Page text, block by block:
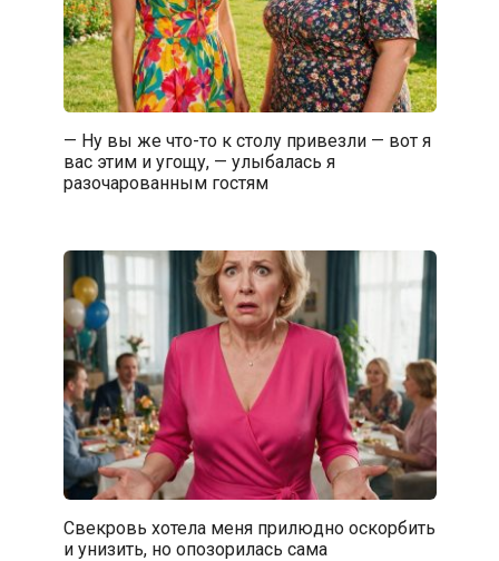
— Ну вы же что-то к столу привезли — вот я
вас этим и угощу, — улыбалась я
разочарованным гостям
Свекровь хотела меня прилюдно оскорбить
и унизить, но опозорилась сама